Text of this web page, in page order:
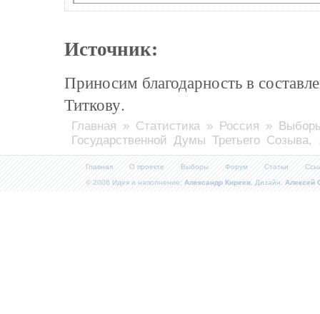
Источник:
Приносим благодарность в
Титкову.
Главная » Статистика » Россия »
Государственной Думы Третьего Созыва,
Главная О проекте Выборы Форум Статьи
© 2006 Идея и наполнение: Александр Киреев , Дизайн: Алексей